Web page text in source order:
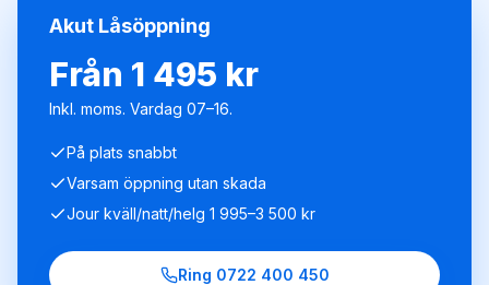
Akut Låsöppning
Från 1 495 kr
Inkl. moms. Vardag 07–16.
På plats snabbt
Varsam öppning utan skada
Jour kväll/natt/helg 1 995–3 500 kr
Ring 0722 400 450